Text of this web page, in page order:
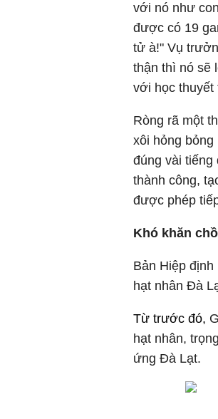
với nó như
được có 19
tử à!" Vụ
thận thì nó sẽ
với học thuyết
Ròng rã một
xôi hỏng
đúng vài tiếng
thành công,
được phép
Khó khăn
Bản Hiệp
hạt nhân Đà
Từ trước đó,
hạt nhân,
ứng Đà Lạt.